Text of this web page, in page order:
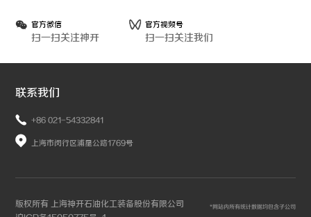
官方微信
扫一扫关注神开
官方视频号
扫一扫关注我们
联系我们
+86 021-54332841
上海市闵行区浦星公路1769号
版权所有 上海神开石油化工装备股份有限公司
*网站内所有统计数据均包含子公司